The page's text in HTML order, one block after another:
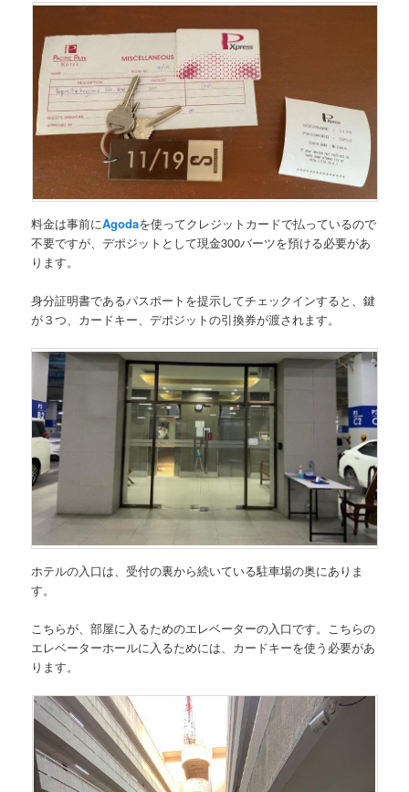
料金は事前にAgodaを使ってクレジットカードで払っているので
不要ですが、デポジットとして現金300バーツを預ける必要があ
ります。
身分証明書であるパスポートを提示してチェックインすると、鍵
が３つ、カードキー、デポジットの引換券が渡されます。
ホテルの入口は、受付の裏から続いている駐車場の奥にありま
す。
こちらが、部屋に入るためのエレベーターの入口です。こちらの
エレベーターホールに入るためには、カードキーを使う必要があ
ります。